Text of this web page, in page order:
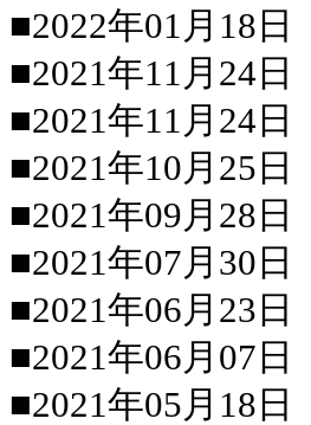
■2022年01月18日
■2021年11月24日
■2021年11月24日
■2021年10月25日
■2021年09月28日
■2021年07月30日
■2021年06月23日
■2021年06月07日
■2021年05月18日